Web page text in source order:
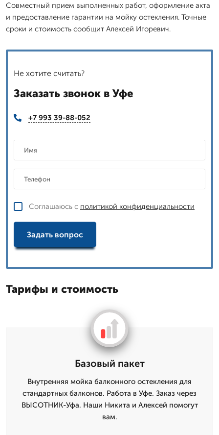
Совместный прием выполненных работ, оформление акта
и предоставление гарантии на мойку остекления. Точные
сроки и стоимость сообщит Алексей Игоревич.
Не хотите считать?
Заказать звонок в Уфе
+7 993 39-88-052
Соглашаюсь с политикой конфиденциальности
Задать вопрос
Тарифы и стоимость
Базовый пакет
Внутренняя мойка балконного остекления для
стандартных балконов. Работа в Уфе. Заказ через
ВЫСОТНИК-Уфа. Наши Никита и Алексей помогут
вам.